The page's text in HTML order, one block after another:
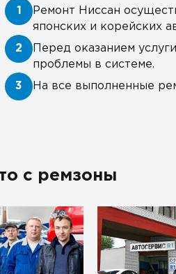
1
Ремонт Ниссан
японских и корейских
2
Перед оказанием
проблемы в системе.
3 На все выполненные
с ремзоны